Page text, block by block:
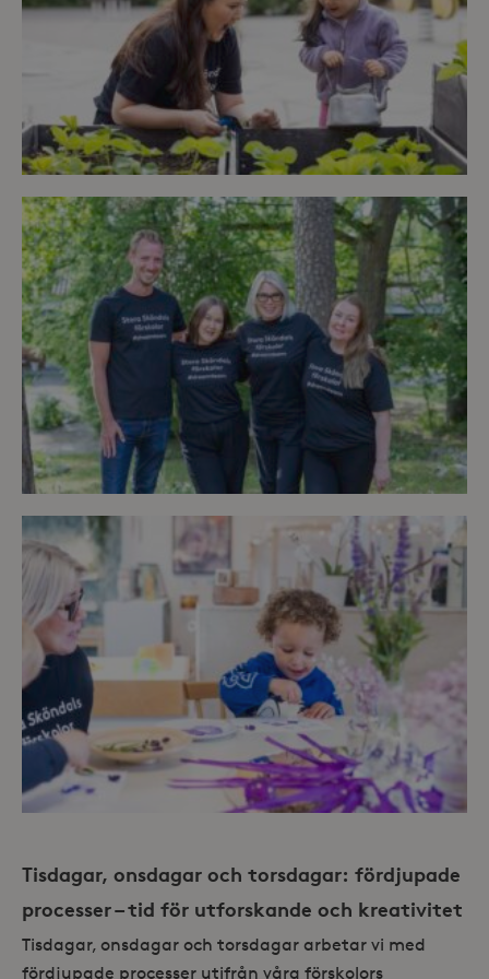
Tisdagar, onsdagar och torsdagar: fördjupade
processer – tid för utforskande och kreativitet
Tisdagar, onsdagar och torsdagar arbetar vi med
fördjupade processer utifrån våra förskolors